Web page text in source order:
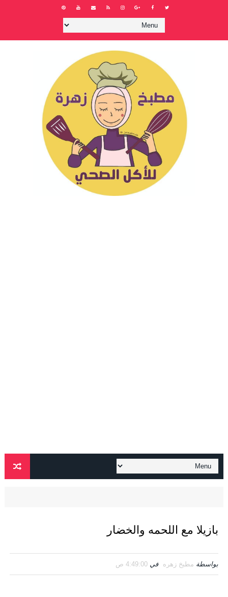
بازيلا مع اللحمه والخضار
بواسطة مطبخ زهره في 4:49:00 ص